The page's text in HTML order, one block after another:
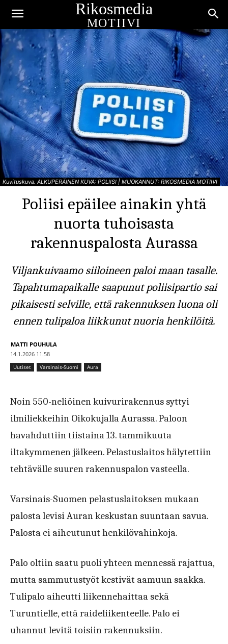
Rikosmedia
MOTIIVI
Kuvituskuva. ALKUPERÄINEN KUVA: POLIISI | MUOKANNUT: RIKOSMEDIA MOTIIVI
Poliisi epäilee ainakin yhtä
nuorta tuhoisasta
rakennuspalosta Aurassa
Viljankuivaamo siiloineen paloi maan tasalle.
Tapahtumapaikalle saapunut poliisipartio sai
pikaisesti selville, että rakennuksen luona oli
ennen tulipaloa liikkunut nuoria henkilöitä.
MATTI POUHULA
14.1.2026 11.58
Uutiset Varsinais-Suomi Aura
Noin 550-neliöinen kuivurirakennus syttyi
ilmiliekkeihin Oikokujalla Aurassa. Paloon
havahduttiin tiistaina 13. tammikuuta
iltakymmenen jälkeen. Pelastuslaitos hälytettiin
tehtävälle suuren rakennuspalon vasteella.
Varsinais-Suomen pelastuslaitoksen mukaan
palosta levisi Auran keskustan suuntaan savua.
Palosta ei aiheutunut henkilövahinkoja.
Palo oltiin saatu puoli yhteen mennessä rajattua,
mutta sammutustyöt kestivät aamuun saakka.
Tulipalo aiheutti liikennehaittaa sekä
Turuntielle, että raideliikenteelle. Palo ei
uhannut levitä toisiin rakennuksiin.